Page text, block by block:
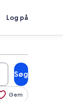
Log på
Søg
Gem